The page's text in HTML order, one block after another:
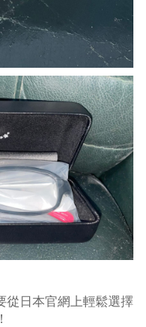
從日本官網上輕鬆選擇